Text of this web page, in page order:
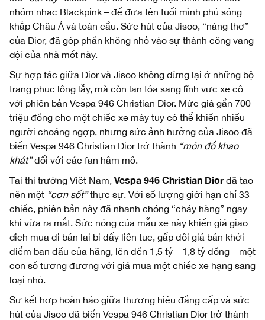
nhóm nhạc Blackpink – để đưa tên tuổi mình phủ sóng
khắp Châu Á và toàn cầu. Sức hút của Jisoo, “nàng thơ”
của Dior, đã góp phần không nhỏ vào sự thành công vang
dội của nhà mốt này.
Sự hợp tác giữa Dior và Jisoo không dừng lại ở những bộ
trang phục lộng lẫy, mà còn lan tỏa sang lĩnh vực xe cộ
với phiên bản Vespa 946 Christian Dior. Mức giá gần 700
triệu đồng cho một chiếc xe máy tuy có thể khiến nhiều
người choáng ngợp, nhưng sức ảnh hưởng của Jisoo đã
biến Vespa 946 Christian Dior trở thành “món đồ khao
khát”đối với các fan hâm mộ.
Tại thị trường Việt Nam, Vespa 946 Christian Diorđã tạo
nên một “cơn sốt”thực sự. Với số lượng giới hạn chỉ 33
chiếc, phiên bản này đã nhanh chóng “cháy hàng” ngay
khi vừa ra mắt. Sức nóng của mẫu xe này khiến giá giao
dịch mua đi bán lại bị đẩy liên tục, gấp đôi giá bán khởi
điểm ban đầu của hãng, lên đến 1,5 tỷ – 1,8 tỷ đồng – một
con số tương đương với giá mua một chiếc xe hạng sang
loại nhỏ.
Sự kết hợp hoàn hảo giữa thương hiệu đẳng cấp và sức
hút của Jisoo đã biến Vespa 946 Christian Dior trở thành